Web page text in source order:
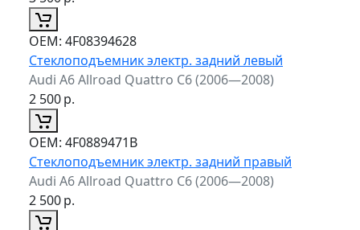
ОЕМ: 4F08394628
Стеклоподъемник электр. задний левый
Audi A6 Allroad Quattro C6 (2006—2008)
2 500р.
ОЕМ: 4F0889471B
Стеклоподъемник электр. задний правый
Audi A6 Allroad Quattro C6 (2006—2008)
2 500р.